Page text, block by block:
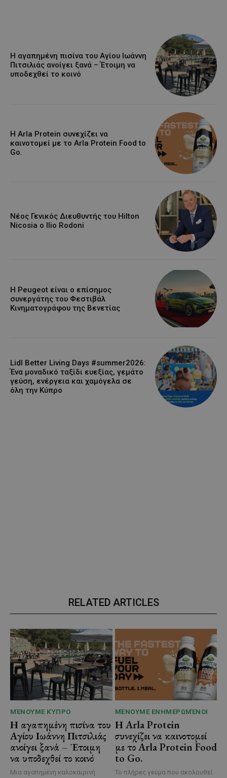
Η αγαπημένη πισίνα του Αγίου Ιωάννη
Πιτσιλιάς ανοίγει ξανά – Έτοιμη να
υποδεχθεί το κοινό
Η Arla Protein συνεχίζει να
καινοτομεί με το Arla Protein Food to
Go.
Νέος Γενικός Διευθυντής του Hilton
Nicosia ο Ilio Rodoni
Η Peugeot είναι ο επίσημος
συνεργάτης του Φεστιβάλ
Κινηματογράφου της Βενετίας
Lidl Better Living Days #summer2026:
Ένα μοναδικό ταξίδι ευεξίας, γεμάτο
γεύση, ενέργεια και χαμόγελα σε
όλη την Κύπρο
RELATED ARTICLES
ΜΈΝΟΥΜΕ ΚΎΠΡΟ
Η αγαπημένη πισίνα του
Αγίου Ιωάννη Πιτσιλιάς
ανοίγει ξανά – Έτοιμη
να υποδεχθεί το κοινό
Μια αγαπημένη καλοκαιρινή
ΜΈΝΟΥΜΕ ΕΝΗΜΕΡΩΜΈΝΟΙ
Η Arla Protein
συνεχίζει να καινοτομεί
με το Arla Protein Food
to Go.
Το πλήρες γεύμα που ακολουθεί